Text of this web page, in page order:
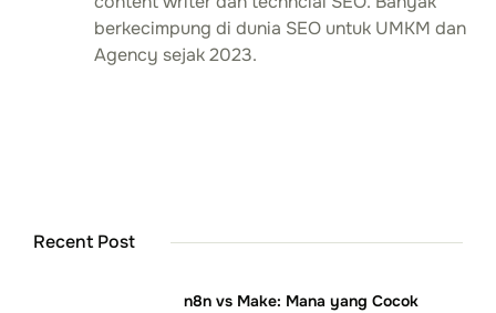
berkecimpung di dunia SEO untuk UMKM dan
Agency sejak 2023.
Recent Post
n8n vs Make: Mana yang Cocok